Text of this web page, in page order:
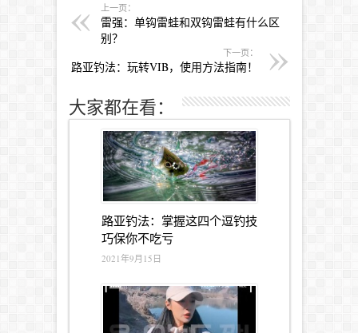
上一页：
雷强：单钩雷蛙和双钩雷蛙有什么区
别？
下一页：
路亚钓法：玩转VIB，使用方法指南！
大家都在看：
路亚钓法：掌握这四个逗钓技
巧保你不吃亏
2021年9月15日